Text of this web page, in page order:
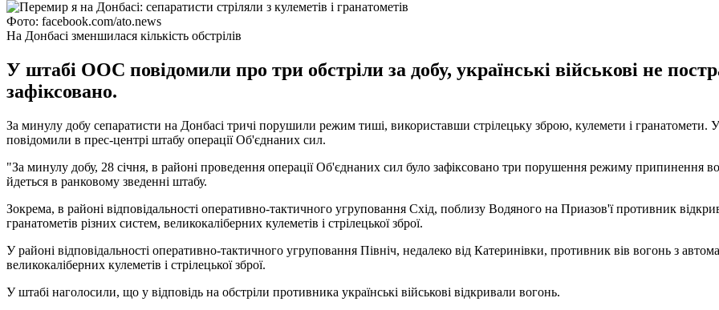
Фото: facebook.com/ato.news
На Донбасі зменшилася кількість обстрілів
У штабі ООС повідомили про три обстріли за добу, українські військові не
зафіксовано.
За минулу добу сепаратисти на Донбасі тричі порушили режим тиші, використавши стрілецьку зброю, кулемети і
повідомили в прес-центрі штабу операції Об'єднаних сил.
"За минулу добу, 28 січня, в районі проведення операції Об'єднаних сил було зафіксовано три порушення режиму припинення
йдеться в ранковому зведенні штабу.
Зокрема, в районі відповідальності оперативно-тактичного угруповання Схід, поблизу Водяного на Приазов'ї противник
гранатометів різних систем, великокаліберних кулеметів і стрілецької зброї.
У районі відповідальності оперативно-тактичного угруповання Північ, недалеко від Катеринівки, противник вів вогонь з
великокаліберних кулеметів і стрілецької зброї.
У штабі наголосили, що у відповідь на обстріли противника українські військові відкривали вогонь.